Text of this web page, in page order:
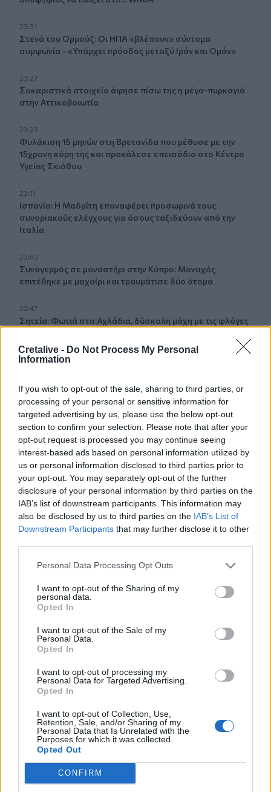
Cretalive - Do Not Process My Personal
Information
If you wish to opt-out of the sale, sharing to third parties, or
processing of your personal or sensitive information for
targeted advertising by us, please use the below opt-out
section to confirm your selection. Please note that after your
opt-out request is processed you may continue seeing
interest-based ads based on personal information utilized by
us or personal information disclosed to third parties prior to
your opt-out. You may separately opt-out of the further
disclosure of your personal information by third parties on the
IAB’s list of downstream participants. This information may
also be disclosed by us to third parties on the IAB’s List of
Downstream Participants that may further disclose it to other
Personal Data Processing Opt Outs
I want to opt-out of the Sharing of my
personal data.
Opted In
I want to opt-out of the Sale of my
Personal Data.
Opted In
I want to opt-out of processing my
Personal Data for Targeted Advertising.
Opted In
I want to opt-out of Collection, Use,
Retention, Sale, and/or Sharing of my
Personal Data that Is Unrelated with the
Purposes for which it was collected.
Opted Out
CONFIRM
23:31
Στενά του Ορμούζ: Οι ΗΠΑ «βλέπουν» σύντομα
συμφωνία - «Υπάρχει πρόοδος μεταξύ Ιράν και Ομάν»
23:27
Σοκαριστικά στοιχεία άφησε πίσω της η μέγα-πυρκαγιά
στην Αττικοβοιωτία
23:23
Φυλάκιση 15 μηνών στη Βρετανίδα που μέθυσε με την
15χρονη κόρη της και προκάλεσε επεισόδιο στο Κέντρο
Υγείας Σκιάθου
23:11
Ισπανία: Η Μαδρίτη επαναφέρει προσωρινά τους
συνοριακούς ελέγχους για όσους ταξιδεύουν από την
Ιταλία
23:02
Συναγερμός σε μοναστήρι στην Κύπρο: Μοναχός
επιτέθηκε με μαχαίρι και τραυμάτισε δύο άτομα
22:47
Σητεία: Φωτιά στα Αχλάδια, δύσκολη μάχη με τις φλόγες
22:39
δύο δολοφονίες γυναικών - Η συγγνώμη από την
αστυνομία
22:32
Πανεπιστήμιο Κρήτης: 3,35 εκατ. ευρώ από το Υπουργείο
Παιδείας, για το στεγαστικό επίδομα των φοιτητών
Ηράκλειο: “Σκουπίδια κατάχαμα, μια ψησταριά στο
πουθενά κι ένα αμάξι παρατημένο στο πάρκο”
22:03
Σφοδρή επίθεση κατά Καρυστιανού-Γρατσία από πρώην
στελέχη: «Συνεχής εσωστρέφεια και τραγικά
επικοινωνιακά λάθη»
Ηράκλειο: "Σε άθλια κατάσταση το μνημείο πεσόντων
21:39
ηλικιωμένη
Μεσογειακή φώκια έκανε στάση για ξεκούραση στην
παραλία της Αγίας Βάσως στο Τρίκερι